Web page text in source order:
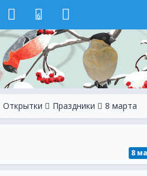
6
Открытки Праздники 8 марта
8